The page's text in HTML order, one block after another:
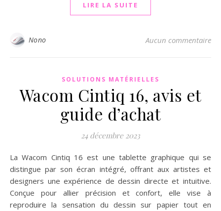
LIRE LA SUITE
Nono Aucun commentaire
SOLUTIONS MATÉRIELLES
Wacom Cintiq 16, avis et
guide d’achat
24 décembre 2023
La Wacom Cintiq 16 est une tablette graphique qui se
distingue par son écran intégré, offrant aux artistes et
designers une expérience de dessin directe et intuitive.
Conçue pour allier précision et confort, elle vise à
reproduire la sensation du dessin sur papier tout en